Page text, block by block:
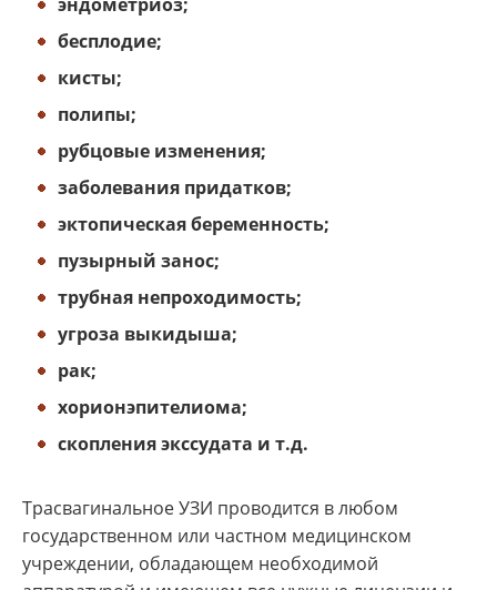
бесплодие;
кисты;
полипы;
рубцовые изменения;
заболевания придатков;
эктопическая беременность;
пузырный занос;
трубная непроходимость;
угроза выкидыша;
рак;
хорионэпителиома;
скопления экссудата и т.д.
Трасвагинальное УЗИ проводится в любом
государственном или частном медицинском
учреждении, обладающем необходимой